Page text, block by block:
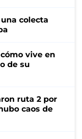
colecta
vive en
de su
ruta 2 por
caos de